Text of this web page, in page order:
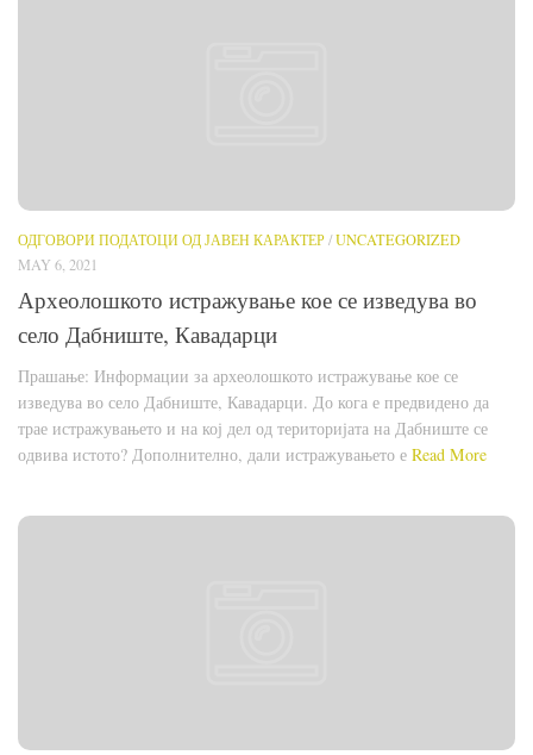
ОДГОВОРИ ПОДАТОЦИ ОД ЈАВЕН КАРАКТЕР/UNCATEGORIZED
MAY 6, 2021
Археолошкото истражување кое се изведува во
село Дабниште, Кавадарци
Прашање: Информации за археолошкото истражување кое се
изведува во село Дабниште, Кавадарци. До кога е предвидено да
трае истражувањето и на кој дел од територијата на Дабниште се
одвива истото? Дополнително, дали истражувањето е Read More